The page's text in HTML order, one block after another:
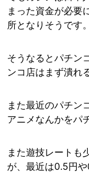
まった資金が必要
所となりそうです。
そうなるとパチン
ンコ店はまず潰れ
また最近のパチン
アニメなんかをパ
また遊技レートも
が、最近は0.5円や